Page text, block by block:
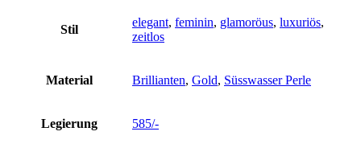
Stil
elegant, feminin, glamoröus, luxuriös,
zeitlos
Material Brillianten, Gold, Süsswasser Perle
Legierung 585/-